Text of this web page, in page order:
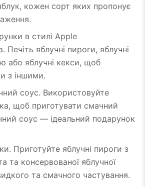
кожен сорт яких пропонує
в стилі Apple
Печіть яблучні пироги, яблучні
або яблучні кекси, щоб
з іншими.
соус. Використовуйте
щоб приготувати смачний
соус — ідеальний подарунок
Приготуйте яблучні пироги з
та консервованої яблучної
та смачного частування.